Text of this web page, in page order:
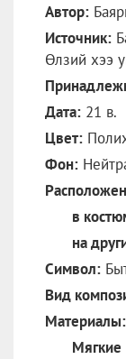
Автор:
Источник:
Ѳлзий хээ
Дата: 21 в.
Цвет:
Фон:
в
на
Символ:
Вид
Материалы:
Мягкие